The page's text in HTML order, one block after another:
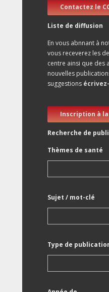
Contactez le
Liste de diffusion
En vous abnnant à
vous receverez les
centre ainsi que des
nouvelles
suggestions
Inscription à
Recherche de
Thèmes de santé
Sujet / mot-clé
Type de